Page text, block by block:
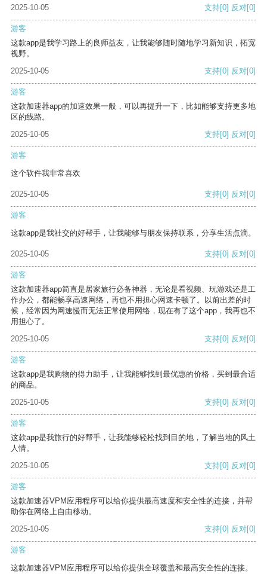
2025-10-05
支持[0] 反对[0]
游客
这款app是我学习路上的良师益友，让我能够随时随地学习新知识，拓宽
视野。
2025-10-05
支持[0] 反对[0]
游客
这款加速器app的加速效果一般，可以再提升一下，比如能够支持更多地
区的线路。
2025-10-05
支持[0] 反对[0]
游客
这个软件我非常喜欢
2025-10-05 支持[0] 反对[0]
游客
这款app是我社交的好帮手，让我能够与朋友保持联系，分享生活点滴。
2025-10-05 支持[0] 反对[0]
游客
这款加速器app简直是居家旅行必备神器，无论是看视频、玩游戏还是工
作办公，都能畅享高速网络，再也不用担心网速卡顿了。以前出差的时
候，经常因为网速慢而无法正常使用网络，现在有了这个app，我再也不
用担心了。
2025-10-05
支持[0] 反对[0]
游客
这款app是我购物的得力助手，让我能够找到最优惠的价格，买到最合适
的商品。
2025-10-05
支持[0] 反对[0]
游客
这款app是我旅行的好帮手，让我能够轻松找到目的地，了解当地的风土
人情。
2025-10-05
支持[0] 反对[0]
游客
这款加速器VPM应用程序可以给你提供最高速度和安全性的连接，并帮
助你在网络上自由移动。
2025-10-05
支持[0] 反对[0]
游客
这款加速器VPM应用程序可以给你提供全球覆盖和最高安全性的连接。